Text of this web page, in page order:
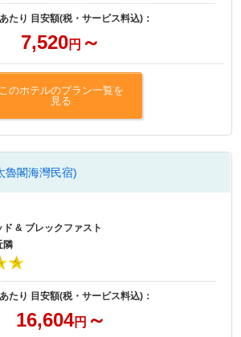
たり 目安額(税・サービス料込)：
7,520円 ～
このホテルのプラン一覧を
見る
魯閣海灣民宿)
ド & ブレックファスト
隣
たり 目安額(税・サービス料込)：
16,604円 ～